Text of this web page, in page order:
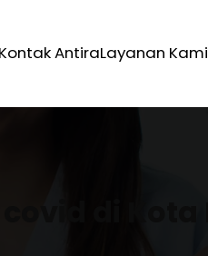
Kontak AntiraLayanan Kami